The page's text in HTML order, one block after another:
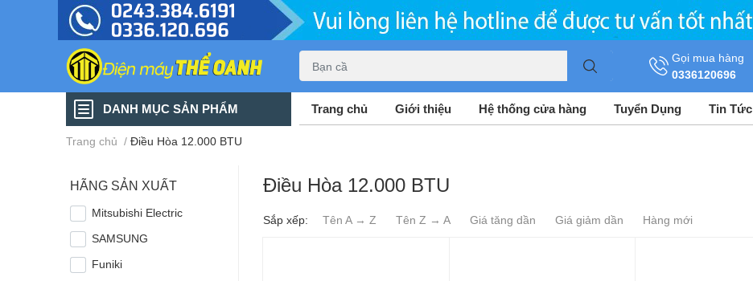
Gọi mua hàng
0336120696
DANH MỤC SẢN PHẨM Trang chủ Giới thiệu Hệ thống cửa hàng Tuyển Dụng Tin Tức
Trang chủ / Điều Hòa 12.000 BTU
HÃNG SẢN XUẤT
Mitsubishi Electric
SAMSUNG
Funiki
Điều Hòa 12.000 BTU
Sắp xếp: Tên A → Z Tên Z → A Giá tăng dần Giá giảm dần Hàng mới